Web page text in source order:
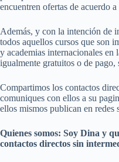
encuentren ofertas de acuerdo
Además, y con la intención de
todos aquellos cursos que son
y academias internacionales
igualmente gratuitos o de pago,
Compartimos los contactos
comuniques con ellos a su
ellos mismos publican en redes
Quienes somos: Soy Dina y
contactos directos sin